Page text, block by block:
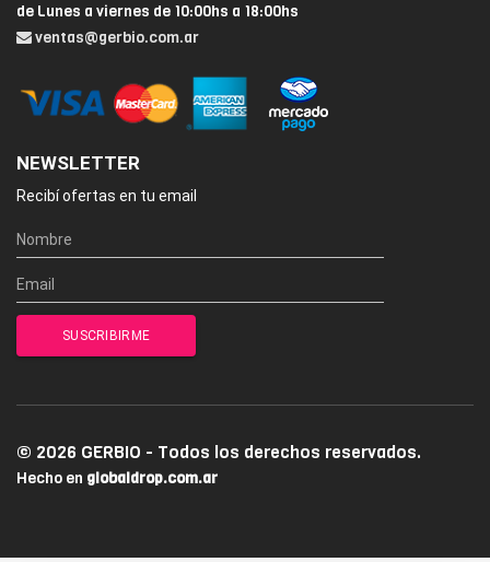
de Lunes a viernes de 10:00hs a 18:00hs
ventas@gerbio.com.ar
NEWSLETTER
Recibí ofertas en tu email
© 2026 GERBIO - Todos los derechos reservados.
Hecho en globaldrop.com.ar